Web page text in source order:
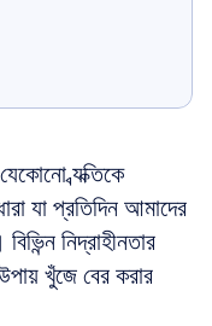
ব্যক্তিকে
যা প্রতিদিন আমাদের
নিদ্রাহীনতার
খুঁজে বের করার